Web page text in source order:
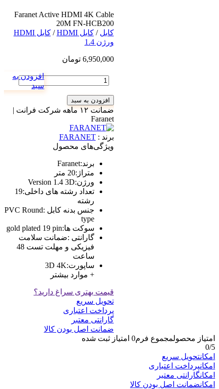
Faranet Active HDMI 4K Cable
20M FN-HCB200
کابل /کابل HDMI /
کابل HDMI
ورژن 1.4
6,950,000 تومان
تعداد
افزودن به
سبد
افزودن به سبد
ضمانت ۱۲ ماهه شرکت فرانت |
Faranet
برند :FARANET
ویژگی‌های محصول
برند:
Faranet
متراژ :20 متر
ورژن:
Version 1.4 3D
تعداد رشته های داخلی:
19
رشته
جنس بدنه کابل :
PVC Round
type
سوکت ها:
gold plated 19 pin
گارانتی :ضمانت سلامت
فیزیکی و مهلت تست 48
ساعت
ساپورت:
3D 4K
+ موارد بیشتر
قیمت بهتری سراغ دارید؟
تحویل سریع
پرداخت اعتباری
گارانتی معتبر
ضمانت اصل بودن کالا
امتیاز محصولمجموع فرم0 امتیاز ثبت شده
0/5
امکانتحویل سریع
امکانپرداخت اعتباری
امکانگارانتی معتبر
امکانضمانت اصل بودن کالا